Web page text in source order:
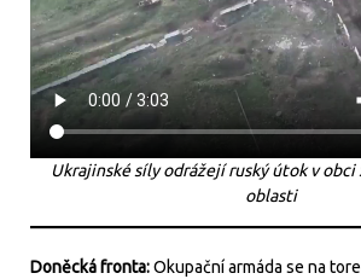
Ukrajinské síly odrážejí ruský útok v obci
oblasti
Doněcká fronta:Okupační armáda se na